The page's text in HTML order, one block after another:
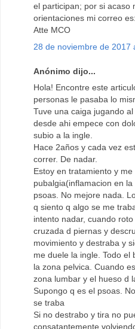
el participan; por si acaso
orientaciones mi correo
Atte MCO
28 de noviembre de 2017
Anónimo dijo...
Hola! Encontre este
personas le pasaba lo
Tuve una caiga jugando
desde ahi empece con
subio a la ingle.
Hace 2años y cada vez
correr. De nadar.
Estoy en tratamiento y
pubalgia(inflamacion en
psoas. No mejore nada.
q siento q algo se me
intento nadar, cuando
cruzada d piernas y
movimiento y destraba y
me duele la ingle. Todo
la zona pelvica. Cuando
zona lumbar y el hueso d
Supongo q es el psoas.
se traba
Si no destrabo y tira no
consatantemente